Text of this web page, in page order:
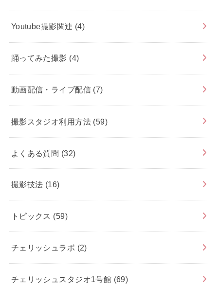
Youtube撮影関連 (4)
踊ってみた撮影 (4)
動画配信・ライブ配信 (7)
撮影スタジオ利用方法 (59)
よくある質問 (32)
撮影技法 (16)
トピックス (59)
チェリッシュラボ (2)
チェリッシュスタジオ1号館 (69)